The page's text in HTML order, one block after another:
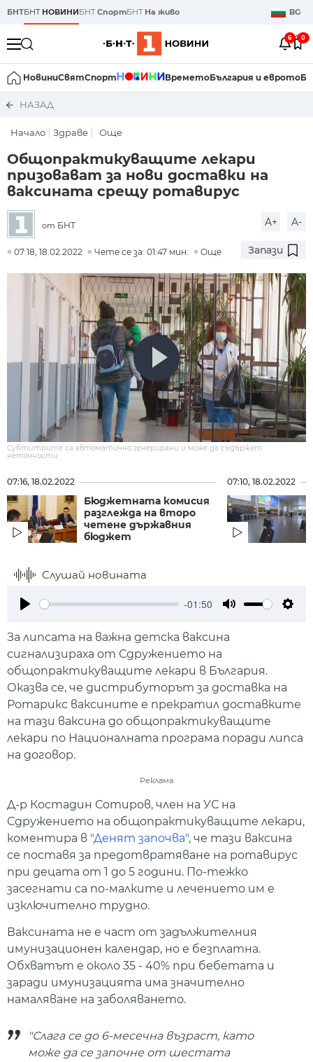
БНТБНТ НОВИНИБНТСпортБНТ На живо BG
6 0
НовиниСвятСпорт ВреметоБългария и еврото
НАЗАД
Начало Здраве Още
Общопрактикуващите лекари
призовават за нови доставки на
ваксината срещу ротавирус
от БНТ A+ A-
07:18, 18.02.2022 Чете се за: 01:47 мин. Още Запази
Субтитрите са автоматично генерирани и може да съдържат
неточности.
07:16, 18.02.2022
Бюджетната комисия
разглежда на второ
четене държавния
бюджет
07:10, 18.02.2022
Слушай новината
-01:50
За липсата на важна детска ваксина
сигнализираха от Сдружението на
общопрактикуващите лекари в България.
Оказва се, че дистрибуторът за доставка на
Ротарикс ваксините е прекратил доставките
на тази ваксина до общопрактикуващите
лекари по Националната програма поради липса
на договор.
Реклама
Д-р Костадин Сотиров, член на УС на
Сдружението на общопрактикуващите лекари,
коментира в "Денят започва", че тази ваксина
се поставя за предотвратяване на ротавирус
при децата от 1 до 5 години. По-тежко
засегнати са по-малките и лечението им е
изключително трудно.
Ваксината не е част от задължителния
имунизационен календар, но е безплатна.
Обхватът е около 35 - 40% при бебетата и
заради имунизацията има значително
намаляване на заболяването.
"Слага се до 6-месечна възраст, като
може да се започне от шестата